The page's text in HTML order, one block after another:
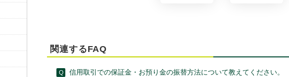
関連するFAQ
信用取引での保証金・お預り金の振替方法について教えてください。